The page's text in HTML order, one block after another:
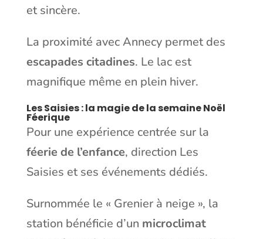
et sincère.
La proximité avec Annecy permet des
escapades citadines. Le lac est
magnifique même en plein hiver.
Les Saisies : la magie de la semaine Noël
Féerique
Pour une expérience centrée sur la
féerie de l’enfance, direction Les
Saisies et ses événements dédiés.
Surnommée le « Grenier à neige », la
station bénéficie d’un microclimat